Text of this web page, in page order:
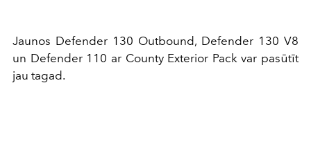
Jaunos Defender 130 Outbound, Defender 130 V8
un Defender 110 ar County Exterior Pack var pasūtīt
jau tagad.